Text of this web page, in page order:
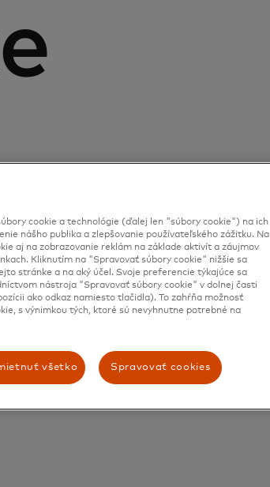
cookie a technológie (ďalej len "súbory cookie") na ich
nášho publika a zlepšovanie používateľského zážitku. Na
aj na zobrazovanie reklám na základe aktivít a záujmov
Kliknutím na "Spravovať súbory cookie" nižšie sa
stránke a na aký účel. Svoje preferencie týkajúce sa
nástroja "Spravovať súbory cookie" v dolnej časti
ako odkaz namiesto tlačidla). To zahŕňa možnosť
s výnimkou tých, ktoré sú nevyhnutne potrebné na
všetko Spravovať cookies